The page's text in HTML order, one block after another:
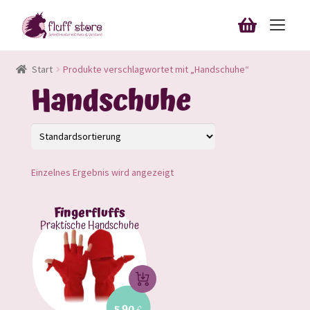
Zur
Navigation
springen
Zum
Inhalt
springen
Blog
Bestellungen
Downloads
Mein Konto
Anmelden
10%-Rabatt sichern
Start Produkte verschlagwortet mit „Handschuhe“
Handschuhe
Einzelnes Ergebnis wird angezeigt
Fingerfluffs
Praktische Handschuhe